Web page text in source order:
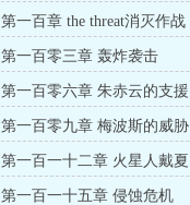
第一百章 the threat消灭作战
第一百零三章 轰炸袭击
第一百零六章 朱赤云的支援
第一百零九章 梅波斯的威胁
第一百一十二章 火星人戴夏
第一百一十五章 侵蚀危机